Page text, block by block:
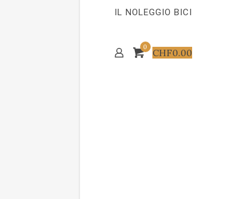
IL NOLEGGIO BICI
0 CHF0.00